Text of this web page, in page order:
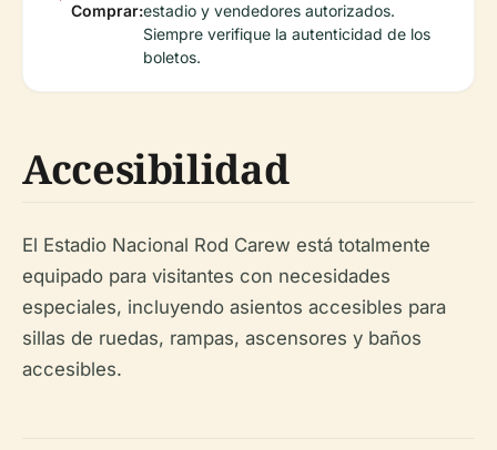
Comprar:estadio y vendedores autorizados.
Siempre verifique la autenticidad de los
boletos.
Accesibilidad
El Estadio Nacional Rod Carew está totalmente
equipado para visitantes con necesidades
especiales, incluyendo asientos accesibles para
sillas de ruedas, rampas, ascensores y baños
accesibles.